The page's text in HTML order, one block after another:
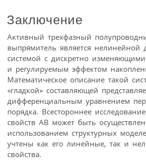
Заключение
Активный трехфазный
выпрямитель является нелинейной
системой с дискретно
и регулируемым эффектом
Математическое описание такой
«гладкой» составляющей
дифференциальным уравнением
порядка. Всестороннее
свойств АВ может быть
использованием структурных
учтены как его линейные, так и
свойства.